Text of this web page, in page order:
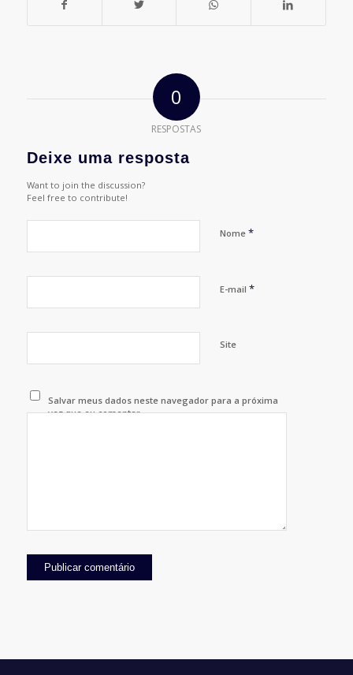
0
RESPOSTAS
Deixe uma resposta
Want to join the discussion?
Feel free to contribute!
Nome *
E-mail *
Site
Salvar meus dados neste navegador para a próxima
vez que eu comentar.